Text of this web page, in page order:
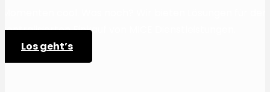
zentralisierten Einkauf von MICE Dienstleistungen.
Los geht’s